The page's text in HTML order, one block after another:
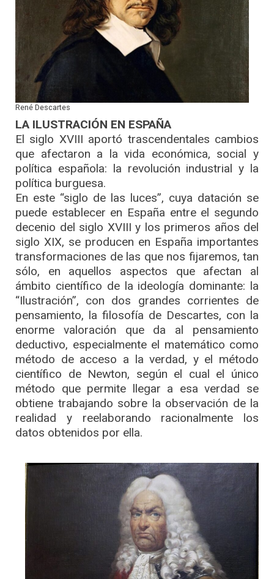
René Descartes
LA ILUSTRACIÓN EN ESPAÑA
El siglo XVIII aportó trascendentales cambios
que afectaron a la vida económica, social y
política española: la revolución industrial y la
política burguesa.
En este “siglo de las luces”, cuya datación se
puede establecer en España entre el segundo
decenio del siglo XVIII y los primeros años del
siglo XIX, se producen en España importantes
transformaciones de las que nos fijaremos, tan
sólo, en aquellos aspectos que afectan al
ámbito científico de la ideología dominante: la
“Ilustración”, con dos grandes corrientes de
pensamiento, la filosofía de Descartes, con la
enorme valoración que da al pensamiento
deductivo, especialmente el matemático como
método de acceso a la verdad, y el método
científico de Newton, según el cual el único
método que permite llegar a esa verdad se
obtiene trabajando sobre la observación de la
realidad y reelaborando racionalmente los
datos obtenidos por ella.